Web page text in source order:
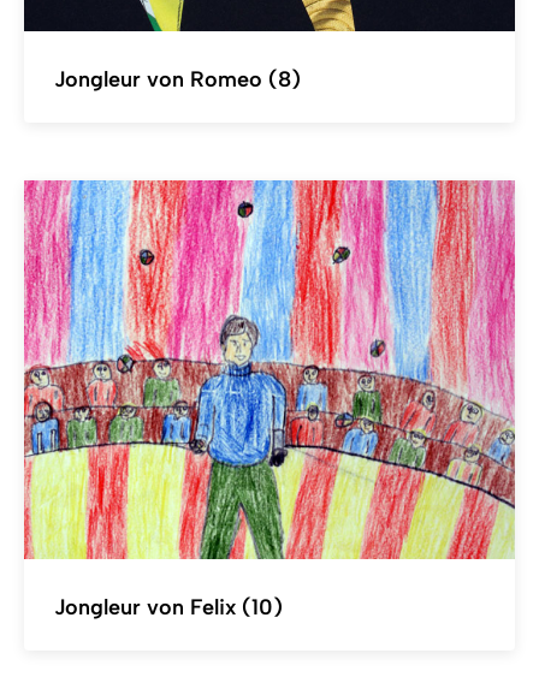
Jongleur von Romeo (8)
Jongleur von Felix (10)